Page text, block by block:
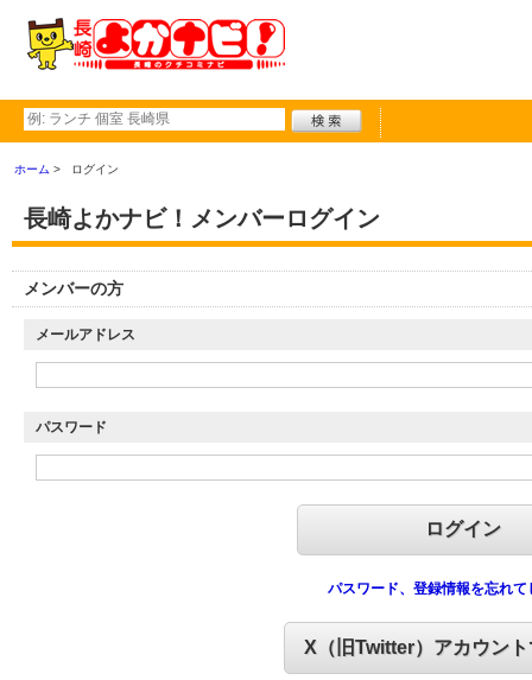
ホーム ログイン
長崎よかナビ！メンバーログイン
メンバーの方
メールアドレス
パスワード
パスワード、登録情報を忘れて
X（旧Twitter）アカウン